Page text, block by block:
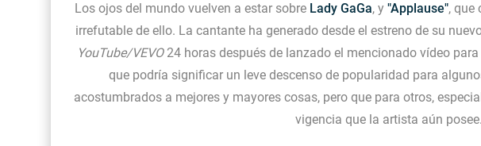
Los ojos del mundo vuelven a estar sobre Lady GaGa, y "Applause", que
irrefutable de ello. La cantante ha generado desde el estreno de su
YouTube/VEVO24 horas después de lanzado el mencionado vídeo
que podría significar un leve descenso de popularidad para
acostumbrados a mejores y mayores cosas, pero que para otros,
vigencia que la artista aún posee.